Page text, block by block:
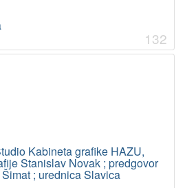
132
Kabineta grafike HAZU,
Stanislav Novak ; predgovor
; urednica Slavica